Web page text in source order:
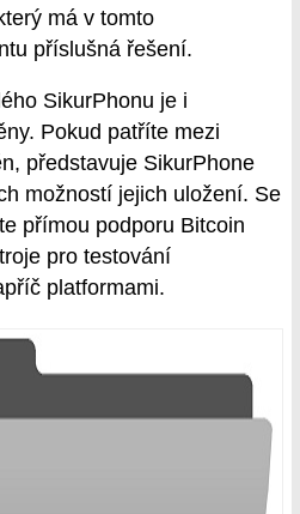
má v tomto
příslušná řešení.
SikurPhonu je i
Pokud patříte mezi
představuje SikurPhone
možností jejich uložení. Se
přímou podporu Bitcoin
pro testování
platformami.